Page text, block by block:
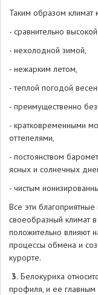
Таким образом климат
- сравнительно
- нехолодной зимой,
- нежарким летом,
- теплой погодой
- преимущественно
- кратковременными
оттепелями,
- постоянством
ясных и солнечных
- чистым
Все эти
своеобразный климат
положительно влияют
процессы обмена и
курорте.
3. Белокуриха
профиля, и ее